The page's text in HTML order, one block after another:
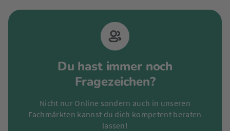
Du hast immer noch
Fragezeichen?
Nicht nur Online sondern auch in unseren
Fachmärkten kannst du dich kompetent beraten
lassen!